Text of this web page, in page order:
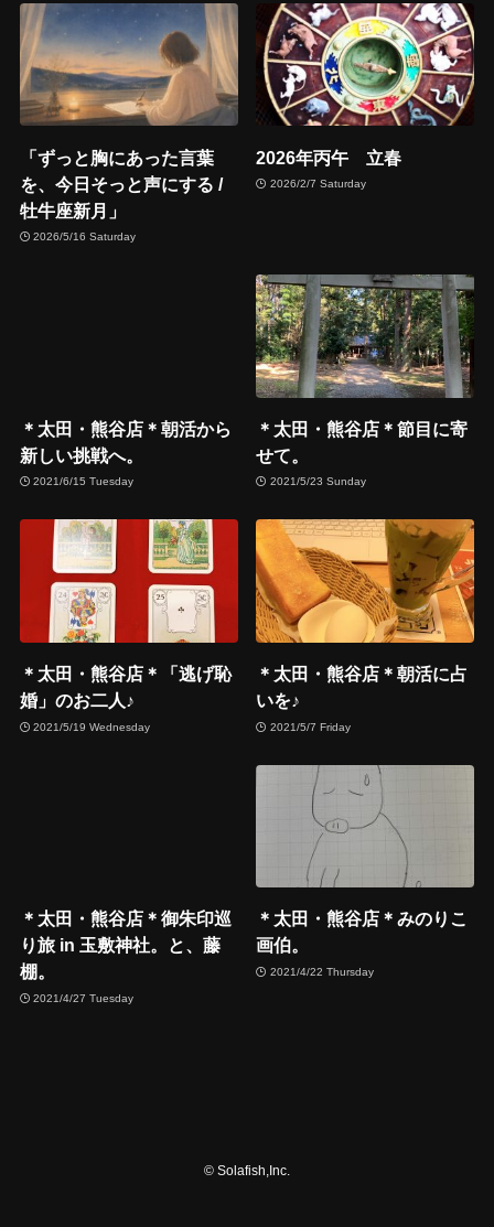
「ずっと胸にあった言葉
を、今日そっと声にする /
牡牛座新月」
2026/5/16 Saturday
2026年丙午 立春
2026/2/7 Saturday
＊太田・熊谷店＊朝活から
新しい挑戦へ。
2021/6/15 Tuesday
＊太田・熊谷店＊節目に寄
せて。
2021/5/23 Sunday
＊太田・熊谷店＊「逃げ恥
婚」のお二人♪
2021/5/19 Wednesday
＊太田・熊谷店＊朝活に占
いを♪
2021/5/7 Friday
＊太田・熊谷店＊御朱印巡
り旅 in 玉敷神社。と、藤
棚。
2021/4/27 Tuesday
＊太田・熊谷店＊みのりこ
画伯。
2021/4/22 Thursday
© Solafish,Inc.